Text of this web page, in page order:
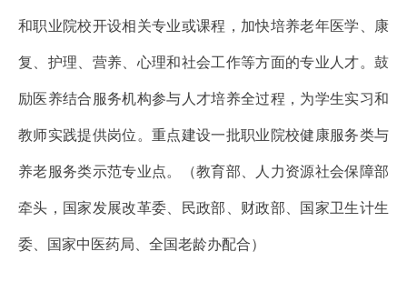
和职业院校开设相关专业或课程，加快培养老年医学、康
复、护理、营养、心理和社会工作等方面的专业人才。鼓
励医养结合服务机构参与人才培养全过程，为学生实习和
教师实践提供岗位。重点建设一批职业院校健康服务类与
养老服务类示范专业点。（教育部、人力资源社会保障部
牵头，国家发展改革委、民政部、财政部、国家卫生计生
委、国家中医药局、全国老龄办配合）